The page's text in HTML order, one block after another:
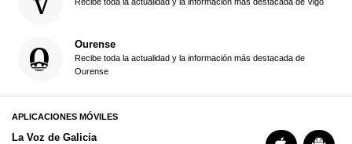
Ourense
Recibe toda la actualidad y la información más destacada de
Ourense
APLICACIONES MÓVILES
La Voz de Galicia